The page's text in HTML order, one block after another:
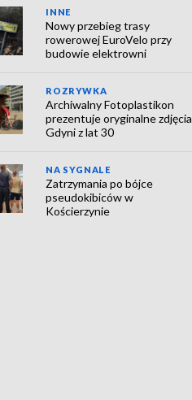
INNE
Nowy przebieg trasy
rowerowej EuroVelo przy
budowie elektrowni
ROZRYWKA
Archiwalny Fotoplastikon
prezentuje oryginalne zdjęcia
Gdyni z lat 30
NA SYGNALE
Zatrzymania po bójce
pseudokibiców w
Kościerzynie